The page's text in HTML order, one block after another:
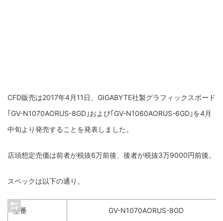
CFD販売は2017年4月11日、GIGABYTE社製グラフィックスボード
｢GV-N1070AORUS-8GD｣および｢GV-N1060AORUS-6GD｣を4月
中旬より発売することを発表しました。
店頭想定売価は前者が税抜6万前後、後者が税抜3万9000円前後。
スペックは以下の通り。
型番 GV-N1070AORUS-8GD